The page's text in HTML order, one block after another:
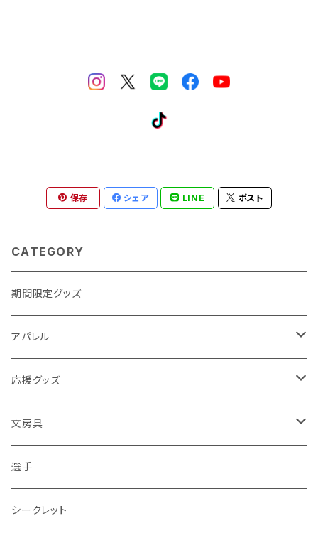
保存 シェア LINE ポスト
CATEGORY
期間限定グッズ
アパレル
Tシャツ
タオル
マスク
パーカー
応援グッズ
メガホン
選手名鑑
くまちゃん
文房具
ペン
色紙
選手
シークレット